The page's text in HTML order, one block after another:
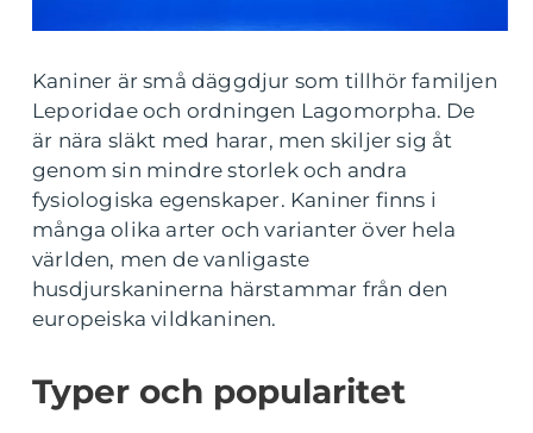
Kaniner är små däggdjur som tillhör familjen
Leporidae och ordningen Lagomorpha. De
är nära släkt med harar, men skiljer sig åt
genom sin mindre storlek och andra
fysiologiska egenskaper. Kaniner finns i
många olika arter och varianter över hela
världen, men de vanligaste
husdjurskaninerna härstammar från den
europeiska vildkaninen.
Typer och popularitet